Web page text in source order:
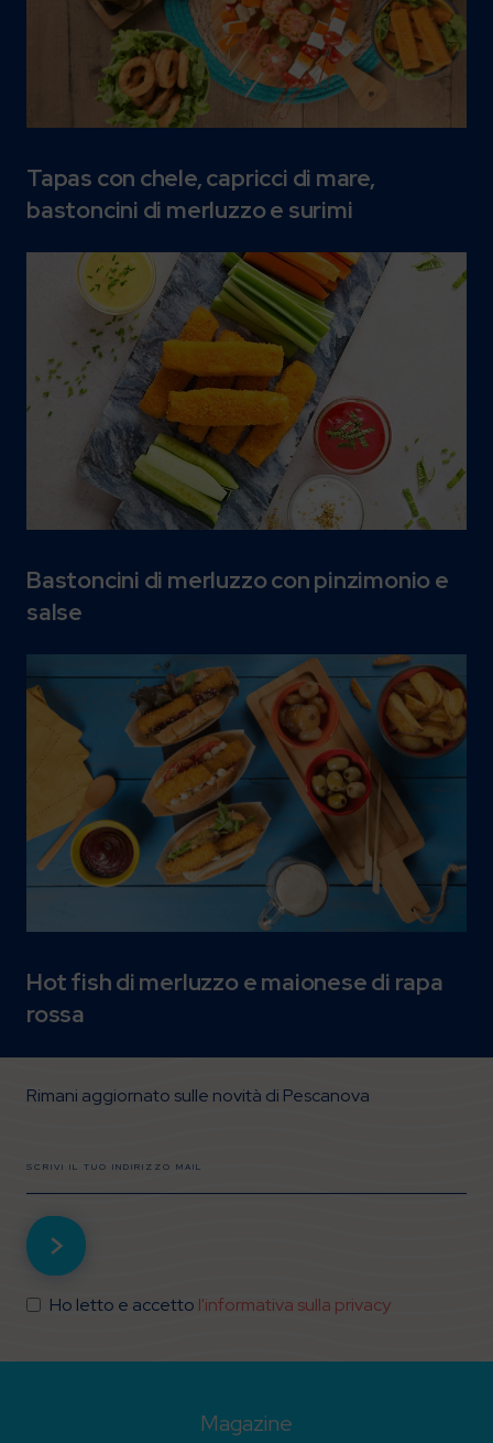
Tapas con chele, capricci di mare,
bastoncini di merluzzo e surimi
Bastoncini di merluzzo con pinzimonio e
salse
Hot fish di merluzzo e maionese di rapa
rossa
Rimani aggiornato sulle novità di Pescanova
Ho letto e accetto l'informativa sulla privacy
Magazine